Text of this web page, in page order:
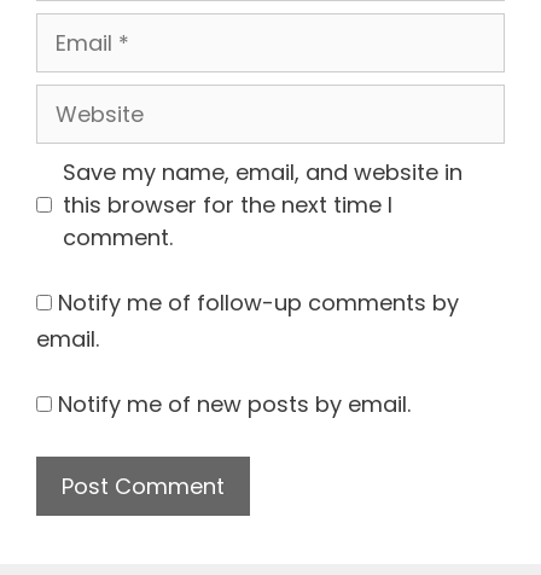
Email
Website
Save my name, email, and website in
this browser for the next time I
comment.
Notify me of follow-up comments by
email.
Notify me of new posts by email.